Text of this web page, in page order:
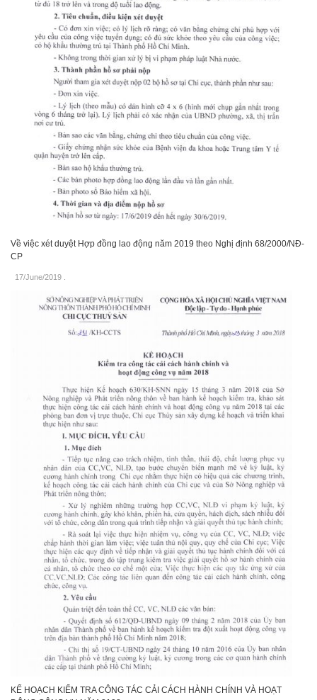
Về việc xét duyệt Hợp đồng lao động năm 2019 theo Nghị định 68/2000/NĐ-
CP
17/June/2019
KẾ HOẠCH KIỂM TRA CÔNG TÁC CẢI CÁCH HÀNH CHÍNH VÀ HOẠT